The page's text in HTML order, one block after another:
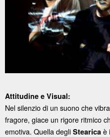
Attitudine e Visual:
Nel silenzio di un suono che
fragore, giace un rigore ritmico
emotiva. Quella degli Stearica è